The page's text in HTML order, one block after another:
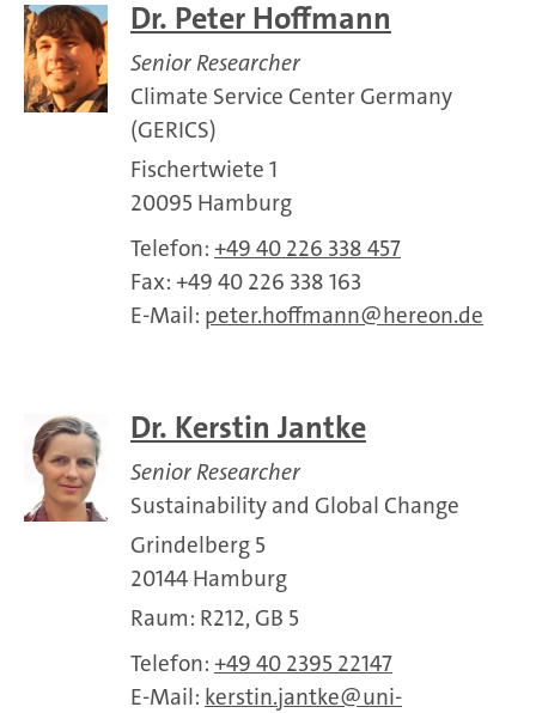
Dr. Peter Hoffmann
Senior Researcher
Climate Service Center Germany
(GERICS)
Fischertwiete 1
20095 Hamburg
Telefon: +49 40 226 338 457
Fax: +49 40 226 338 163
E-Mail: peter.hoffmann hereon.de
Dr. Kerstin Jantke
Senior Researcher
Sustainability and Global Change
Grindelberg 5
20144 Hamburg
Raum: R212, GB 5
Telefon: +49 40 2395 22147
E-Mail: kerstin.jantke
uni-